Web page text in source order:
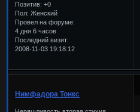
Позитив: +0
Пол: Женский
Провел на форуме:
4 дня 6 часов
Последний визит:
2008-11-03 19:18:12
Нимфадора Тонкс